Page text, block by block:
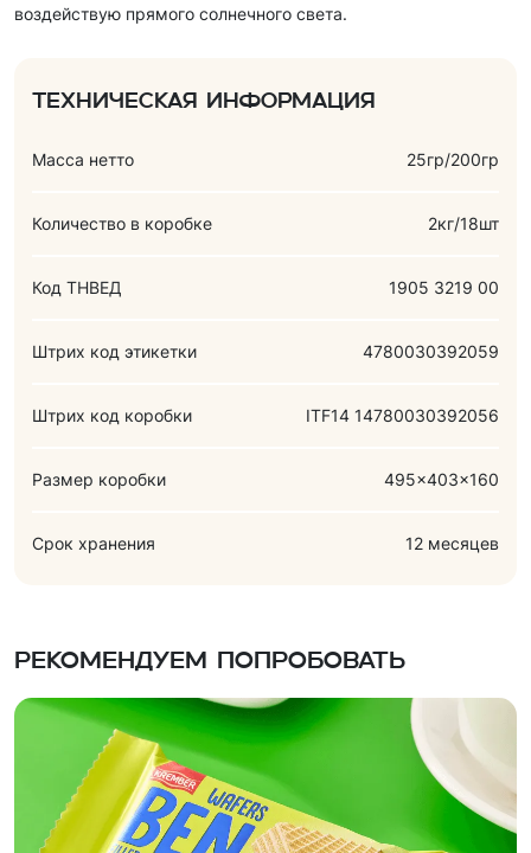
дезодорированное, растительное масло), эмульгатор
эмульгатор (лецитин соевый), соль, ароматизаторы
воздействую прямого солнечного света.
Техническая информация
Масса нетто 25гр/200гр
Количество в коробке 2кг/18шт
Код ТНВЕД 1905 3219 00
Штрих код этикетки 4780030392059
Штрих код коробки ITF14 14780030392056
Размер коробки 495x403x160
Срок хранения 12 месяцев
Рекомендуем попробовать